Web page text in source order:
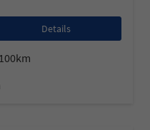
Details